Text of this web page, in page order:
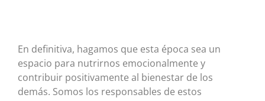
En definitiva, hagamos que esta época sea un
espacio para nutrirnos emocionalmente y
contribuir positivamente al bienestar de los
demás. Somos los responsables de estos